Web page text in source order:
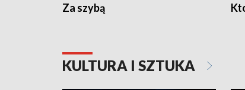
Za szybą
KULTURA I SZTUKA